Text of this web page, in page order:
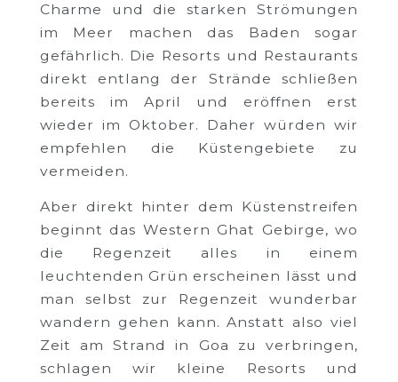
Charme und die starken Strömungen
im Meer machen das Baden sogar
gefährlich. Die Resorts und Restaurants
direkt entlang der Strände schließen
bereits im April und eröffnen erst
wieder im Oktober. Daher würden wir
empfehlen die Küstengebiete zu
vermeiden.
Aber direkt hinter dem Küstenstreifen
beginnt das Western Ghat Gebirge, wo
die Regenzeit alles in einem
leuchtenden Grün erscheinen lässt und
man selbst zur Regenzeit wunderbar
wandern gehen kann. Anstatt also viel
Zeit am Strand in Goa zu verbringen,
schlagen wir kleine Resorts und